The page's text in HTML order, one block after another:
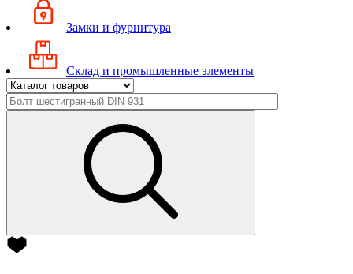
Замки и фурнитура
Склад и промышленные элементы